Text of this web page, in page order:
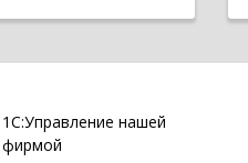
1С:Управление нашей
фирмой